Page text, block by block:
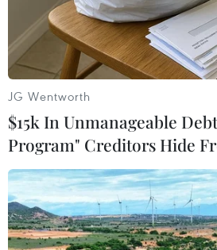
TIN LIÊN QUAN
JG Wentworth
$15k In Unmanageable
Program" Creditors Hide